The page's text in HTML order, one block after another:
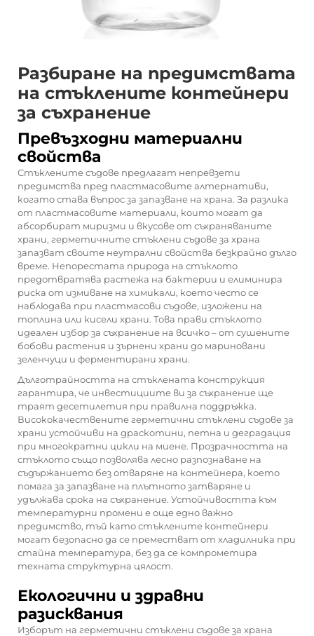
Разбиране на предимствата
на стъклените контейнери
за съхранение
Превъзходни материални
свойства
Стъклените съдове предлагат непревзети
предимства пред пластмасовите алтернативи,
когато става въпрос за запазване на храна. За разлика
от пластмасовите материали, които могат да
абсорбират миризми и вкусове от съхраняваните
храни, герметичните стъклени съдове за храна
запазват своите неутрални свойства безкрайно дълго
време. Непорестата природа на стъклото
предотвратява растежа на бактерии и елиминира
риска от измиване на химикали, което често се
наблюдава при пластмасови съдове, изложени на
топлина или кисели храни. Това прави стъклото
идеален избор за съхранение на всичко – от сушените
бобови растения и зърнени храни до мариновани
зеленчуци и ферментирани храни.
Дълготрайността на стъклената конструкция
гарантира, че инвестициите ви за съхранение ще
траят десетилетия при правилна поддръжка.
Висококачествените герметични стъклени съдове за
храни устойчиви на драскотини, петна и деградация
при многократни цикли на миене. Прозрачността на
стъклото също позволява лесно разпознаване на
съдържанието без отваряне на контейнера, което
помага за запазване на плътното затваряне и
удължава срока на съхранение. Устойчивостта към
температурни промени е още едно важно
предимство, тъй като стъклените контейнери
могат безопасно да се преместват от хладилника при
стайна температура, без да се компрометира
техната структурна цялост.
Екологични и здравни
разисквания
Изборът на герметични стъклени съдове за храна